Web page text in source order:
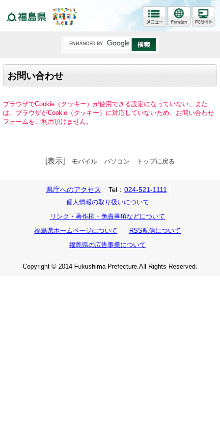
お問い合わせ
ブラウザでCookie（クッキー）が使用できる設定になっていない、また
は、ブラウザがCookie（クッキー）に対応していないため、お問い合わせ
フォームをご利用頂けません。
[表示] モバイル パソコン トップに戻る
県庁へのアクセス Tel： 024-521-1111
個人情報の取り扱いについて
リンク・著作権・免責事項などについて
福島県ホームページについて
RSS配信について
福島県の広告事業について
Copyright © 2014 Fukushima Prefecture.All Rights Reserved.